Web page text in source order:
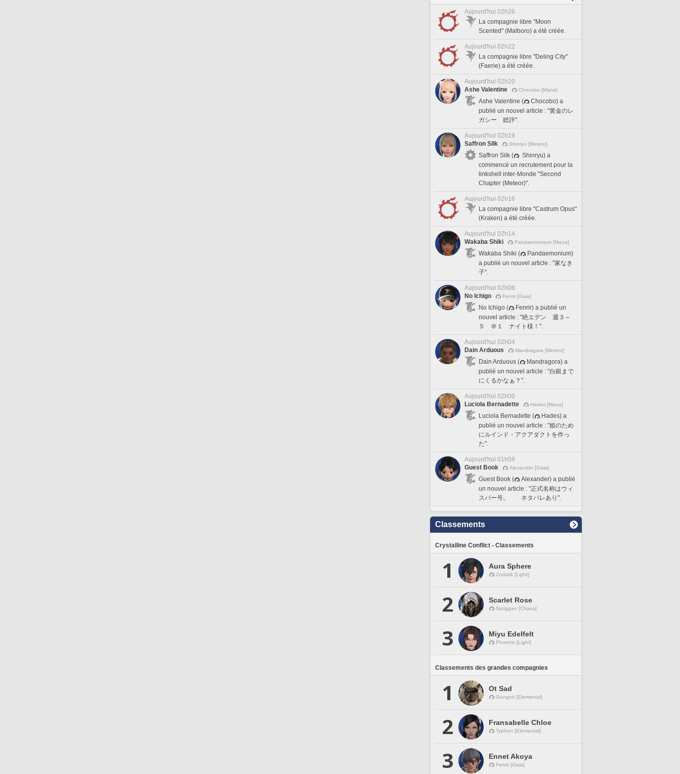
Aujourd'hui 02h26
La compagnie libre "Moon
Scented" (Malboro) a été créée.
Aujourd'hui 02h22
La compagnie libre "Deling City"
(Faerie) a été créée.
Aujourd'hui 02h20
Ashe Valentine
Chocobo [Mana]
Ashe Valentine (
Chocobo) a
publié un nouvel article : "黄金のレ
ガシー 総評".
Aujourd'hui 02h19
Saffron Silk
Shinryu [Meteor]
Saffron Silk (
Shinryu) a
commencé un recrutement pour la
linkshell inter-Monde "Second
Chapter (Meteor)".
Aujourd'hui 02h16
La compagnie libre "Castrum Opus"
(Kraken) a été créée.
Aujourd'hui 02h14
Wakaba Shiki
Pandaemonium [Mana]
Wakaba Shiki (
Pandaemonium)
a publié un nouvel article : "家なき
子".
Aujourd'hui 02h08
No Ichigo
Fenrir [Gaia]
No Ichigo (
Fenrir) a publié un
nouvel article : "絶エデン 週３～
５ ＠１ ナイト様！".
Aujourd'hui 02h04
Dain Arduous
Mandragora [Meteor]
Dain Arduous (
Mandragora) a
publié un nouvel article : "白銀まで
にくるかなぁ？".
Aujourd'hui 02h00
Luciola Bernadette
Hades [Mana]
Luciola Bernadette (
Hades) a
publié un nouvel article : "姫のため
にルインド・アクアダクトを作っ
た".
Aujourd'hui 01h59
Guest Book
Alexander [Gaia]
Guest Book (
Alexander) a publié
un nouvel article : "正式名称はウィ
スパー号。 ネタバレあり".
Classements
Crystalline Conflict - Classements
1 Aura Sphere
Zodiark [Light]
2 Scarlet Rose
Spriggan [Chaos]
3 Miyu Edelfelt
Phoenix [Light]
Classements des grandes compagnies
1 Ot Sad
Gungnir [Elemental]
2 Fransabelle Chloe
Typhon [Elemental]
3 Ennet Akoya
Fenrir [Gaia]